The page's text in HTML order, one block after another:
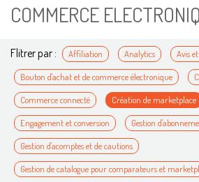
COMMERCE
Flitrer par : Affiliation Analytics Avis
Bouton d'achat et de commerce électronique
Commerce connecté Création de marketplace
Engagement et conversion Gestion
Gestion d'acomptes et de cautions
Gestion de catalogue pour comparateurs et